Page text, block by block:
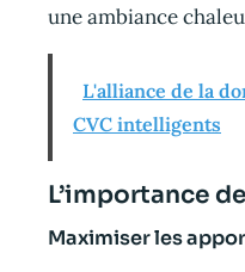
une ambiance
L'alliance de la
CVC intelligents
L’importance
Maximiser les